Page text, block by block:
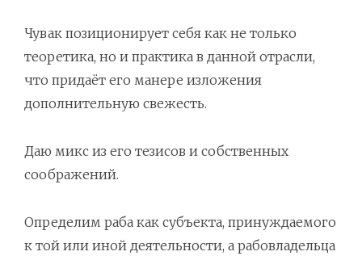
Чувак позиционирует себя как не только
теоретика, но и практика в данной отрасли,
что придаёт его манере изложения
дополнительную свежесть.
Даю микс из его тезисов и собственных
соображений.
Определим раба как субъекта, принуждаемого
к той или иной деятельности, а рабовладельца